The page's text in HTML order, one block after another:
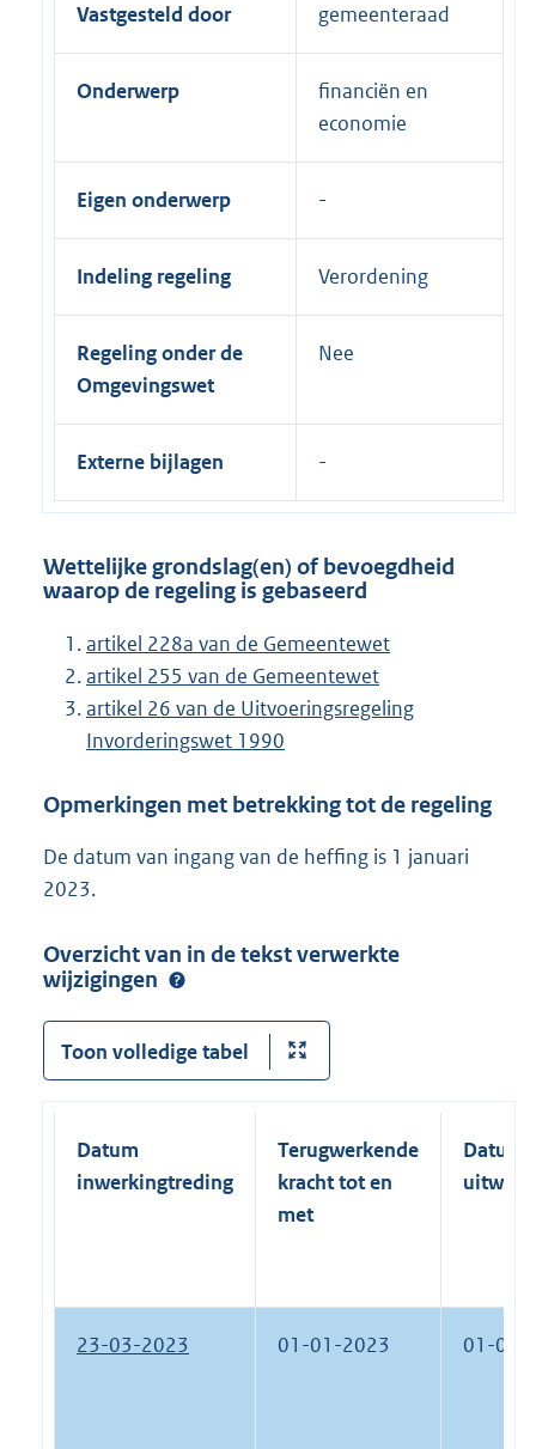
Vastgesteld door gemeenteraad
Onderwerp
financiën en
economie
Eigen onderwerp
Indeling regeling Verordening
Regeling onder de
Omgevingswet
Nee
Externe bijlagen
Wettelijke grondslag(en) of bevoegdheid
waarop de regeling is gebaseerd
artikel 228a van de Gemeentewet
artikel 255 van de Gemeentewet
artikel 26 van de Uitvoeringsregeling
Invorderingswet 1990
Opmerkingen met betrekking tot de regeling
De datum van ingang van de heffing is 1 januari
2023.
Overzicht van in de tekst verwerkte
wijzigingen
Toon volledige tabel
Datum
inwerkingtreding
Terugwerkende
kracht tot en
met
Datum
23-03-2023 01-01-2023 01-01-